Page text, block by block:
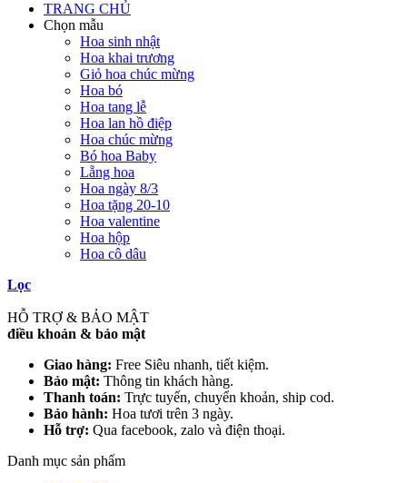
TRANG CHỦ
Chọn mẫu
Hoa sinh nhật
Hoa khai trương
Giỏ hoa chúc mừng
Hoa bó
Hoa tang lễ
Hoa lan hồ điệp
Hoa chúc mừng
Bó hoa Baby
Lẵng hoa
Hoa ngày 8/3
Hoa tặng 20-10
Hoa valentine
Hoa hộp
Hoa cô dâu
Lọc
HỖ TRỢ & BẢO MẬT
điều khoản & bảo mật
Giao hàng: Free Siêu nhanh, tiết kiệm.
Bảo mật: Thông tin khách hàng.
Thanh toán: Trực tuyến, chuyển khoản, ship cod.
Bảo hành: Hoa tươi trên 3 ngày.
Hỗ trợ: Qua facebook, zalo và điện thoại.
Danh mục sản phẩm